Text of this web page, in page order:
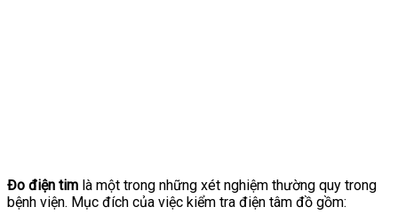
Đo điện tim là một trong những xét nghiệm thường quy trong
bệnh viện. Mục đích của việc kiểm tra điện tâm đồ gồm: